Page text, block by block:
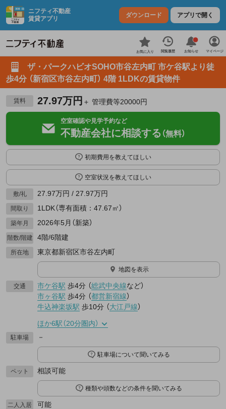
ニフティ不動産
賃貸アプリ
ダウンロード アプリで開く
お気に入り 閲覧履歴 お知らせ マイページ
ザ・パークハビオSOHO市谷左内町 市ケ谷駅より徒
歩4分 （新宿区市谷左内町） 4階 1LDKの賃貸物件
賃料 27.97万円 ＋ 管理費等20000円
空室確認や見学予約など
不動産会社に相談する （無料）
初期費用を教えてほしい
空室状況を教えてほしい
敷/礼 27.97万円 / 27.97万円
間取り 1LDK（専有面積：47.67㎡）
築年月 2026年5月（新築）
階数/階建 4階/6階建
所在地 東京都新宿区市谷左内町
地図を表示
交通 市ケ谷駅 歩4分 （総武中央線など）
市ヶ谷駅 歩4分 （都営新宿線）
牛込神楽坂駅 歩10分 （大江戸線）
ほか6駅（20分圏内）
駐車場 －
駐車場について聞いてみる
ペット 相談可能
種類や頭数などの条件を聞いてみる
二人入居 可能